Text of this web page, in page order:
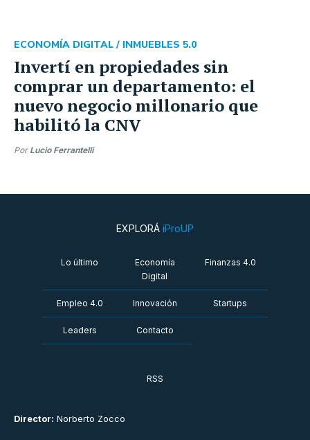
Invertí en propiedades sin
comprar un departamento: el
nuevo negocio millonario que
habilitó la CNV
ECONOMÍA DIGITAL / INMUEBLES 5.0
Por Lucio Ferrantelli
Director: Norberto Zocco
EXPLORÁ iProUP
Lo último
Economía
Digital
Finanzas 4.0
Empleo 4.0 Innovación Startups
Leaders Contacto
RSS